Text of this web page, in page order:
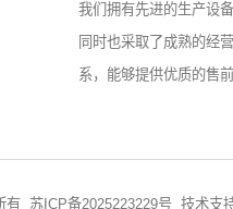
我们拥有先进的生产设
同时也采取了成熟的经
系，能够提供优质的售前
有 苏ICP备2025223229号技术支